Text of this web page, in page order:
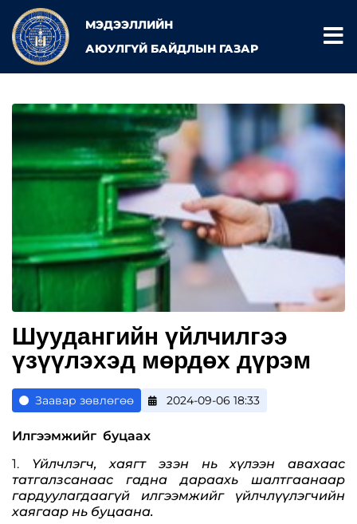
МЭДЭЭЛЛИЙН
АЮУЛГҮЙ БАЙДЛЫН ГАЗАР
Шуудангийн үйлчилгээ
үзүүлэхэд мөрдөх дүрэм
Заавар зөвлөгөө 2024-09-06 18:33
Илгээмжийг буцаах
1. Үйлчлэгч, хаягт эзэн нь хүлээн авахаас
татгалзсанаас гадна дараахь шалтгаанаар
гардуулагдаагүй илгээмжийг үйлчлүүлэгчийн
хаягаар нь буцаана.